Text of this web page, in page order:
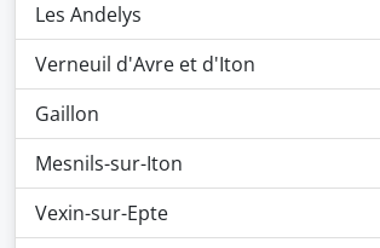
Les Andelys
Verneuil d'Avre et d'Iton
Gaillon
Mesnils-sur-Iton
Vexin-sur-Epte